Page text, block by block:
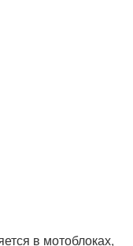
в мотоблоках,